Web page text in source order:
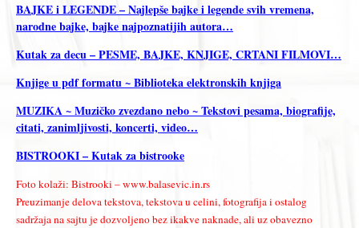
BAJKE i LEGENDE – Najlepše bajke i legende svih vremena,
narodne bajke, bajke najpoznatijih autora…
Kutak za decu – PESME, BAJKE, KNJIGE, CRTANI FILMOVI…
Knjige u pdf formatu ~ Biblioteka elektronskih knjiga
MUZIKA ~ Muzičko zvezdano nebo ~ Tekstovi pesama, biografije,
citati, zanimljivosti, koncerti, video…
BISTROOKI – Kutak za bistrooke
Foto kolaži: Bistrooki – www.balasevic.in.rs
Preuzimanje delova tekstova, tekstova u celini, fotografija i ostalog
sadržaja na sajtu je dozvoljeno bez ikakve naknade, ali uz obavezno